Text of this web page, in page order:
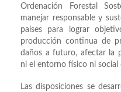
Ordenación Forestal
manejar responsable y
países para lograr
producción continua de
daños a futuro, afectar la
ni el entorno físico ni social
Las disposiciones se